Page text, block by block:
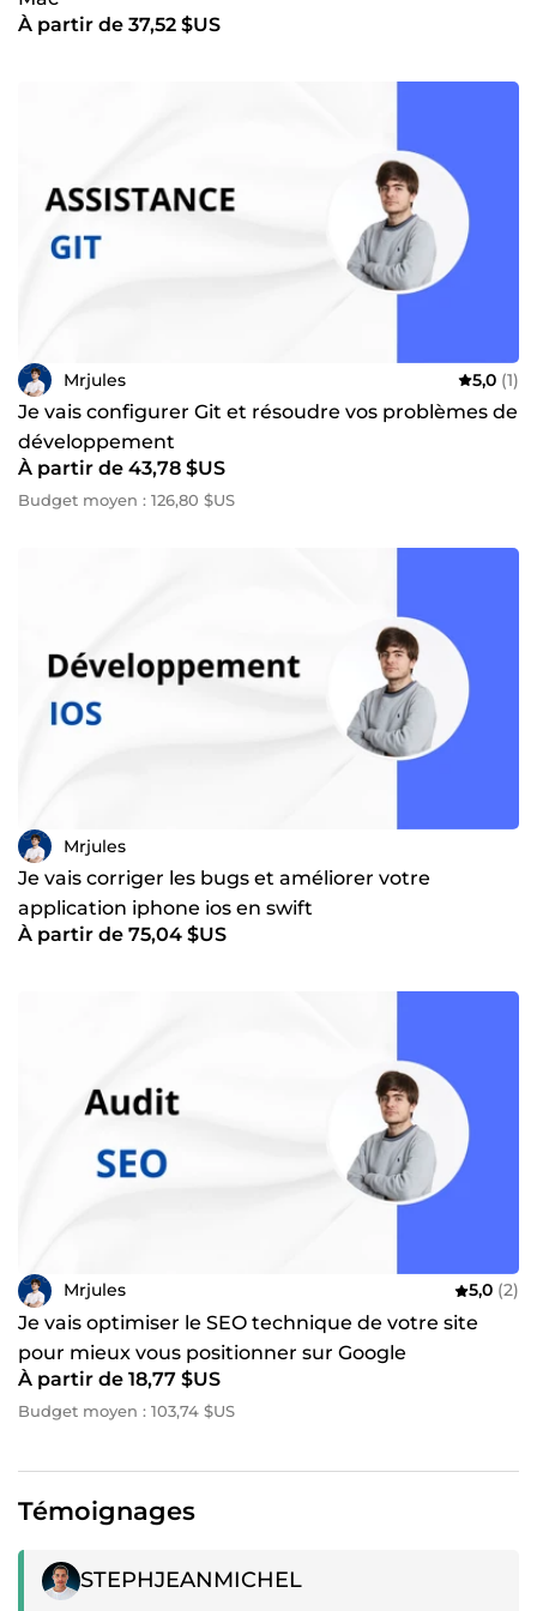
et à bientôt. » — Ludovic
📩 Besoin d'une assistance informatique ou d'un
accompagnement technique ? Contactez-moi, je serai
ravi de vous aider.
À partir de 37,52 $US
Mrjules 5,0 (1)
Je vais configurer Git et résoudre vos problèmes de
développement
À partir de 43,78 $US
Budget moyen : 126,80 $US
Mrjules
Je vais corriger les bugs et améliorer votre
application iphone ios en swift
À partir de 75,04 $US
Mrjules 5,0 (2)
Je vais optimiser le SEO technique de votre site
pour mieux vous positionner sur Google
À partir de 18,77 $US
Budget moyen : 103,74 $US
Témoignages
Témoignage positif
STEPHJEANMICHEL